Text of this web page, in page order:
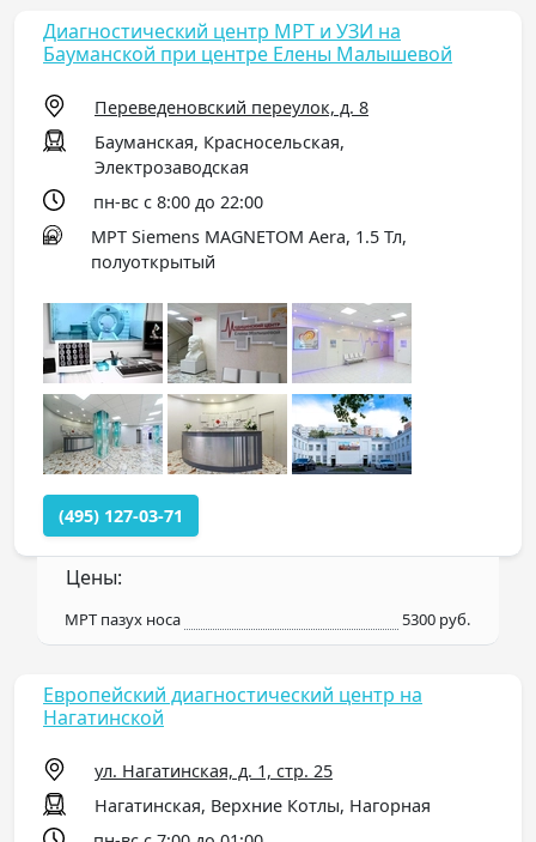
Диагностический центр МРТ и УЗИ на
Бауманской при центре Елены Малышевой
Переведеновский переулок, д. 8
Бауманская, Красносельская,
Электрозаводская
пн-вс с 8:00 до 22:00
МРТ Siemens MAGNETOM Aera, 1.5 Тл,
полуоткрытый
(495) 127-03-71
Цены:
МРТ пазух носа 5300 руб.
Европейский диагностический центр на
Нагатинской
ул. Нагатинская, д. 1, стр. 25
Нагатинская, Верхние Котлы, Нагорная